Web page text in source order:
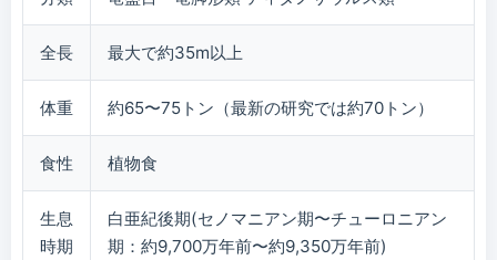
全長 最大で約35m以上
体重 約65〜75トン（最新の研究では約70トン）
食性 植物食
生息
時期
白亜紀後期(セノマニアン期〜チューロニアン
期：約9,700万年前〜約9,350万年前)